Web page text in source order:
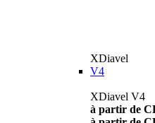
XDiavel
V4
XDiavel V4
à partir de